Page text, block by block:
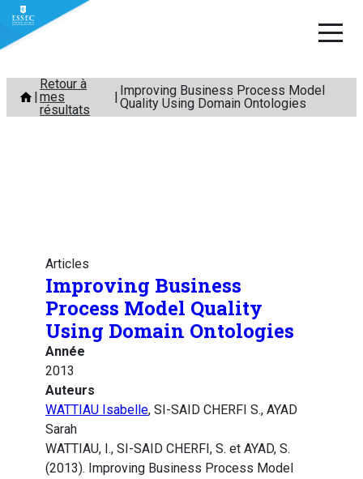
Aller
contenu
Retour à
mes
résultats
Improving Business Process Model
Quality Using Domain Ontologies
Articles
Improving Business
Process Model Quality
Using Domain Ontologies
Année
2013
Auteurs
WATTIAU Isabelle, SI-SAID CHERFI S., AYAD
Sarah
WATTIAU, I., SI-SAID CHERFI, S. et AYAD, S.
(2013). Improving Business Process Model